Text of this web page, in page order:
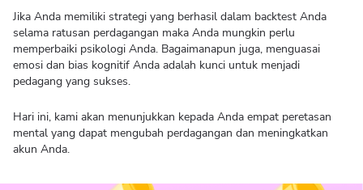
Jika Anda memiliki strategi yang berhasil dalam backtest Anda
selama ratusan perdagangan maka Anda mungkin perlu
memperbaiki psikologi Anda. Bagaimanapun juga, menguasai
emosi dan bias kognitif Anda adalah kunci untuk menjadi
pedagang yang sukses.
Hari ini, kami akan menunjukkan kepada Anda empat peretasan
mental yang dapat mengubah perdagangan dan meningkatkan
akun Anda.